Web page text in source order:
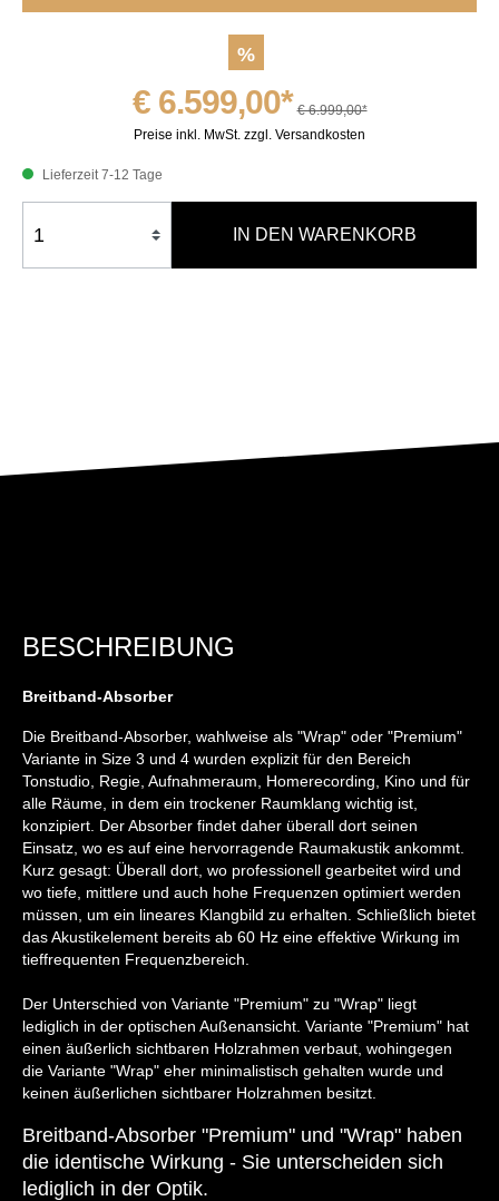
%
€ 6.599,00* € 6.999,00*
Preise inkl. MwSt. zzgl. Versandkosten
Lieferzeit 7-12 Tage
IN DEN WARENKORB
BESCHREIBUNG
Breitband-Absorber
Die Breitband-Absorber, wahlweise als "Wrap" oder "Premium"
Variante in Size 3 und 4 wurden explizit für den Bereich
Tonstudio, Regie, Aufnahmeraum, Homerecording, Kino und für
alle Räume, in dem ein trockener Raumklang wichtig ist,
konzipiert. Der Absorber findet daher überall dort seinen
Einsatz, wo es auf eine hervorragende Raumakustik ankommt.
Kurz gesagt: Überall dort, wo professionell gearbeitet wird und
wo tiefe, mittlere und auch hohe Frequenzen optimiert werden
müssen, um ein lineares Klangbild zu erhalten. Schließlich bietet
das Akustikelement bereits ab 60 Hz eine effektive Wirkung im
tieffrequenten Frequenzbereich.
Der Unterschied von Variante "Premium" zu "Wrap" liegt
lediglich in der optischen Außenansicht. Variante "Premium" hat
einen äußerlich sichtbaren Holzrahmen verbaut, wohingegen
die Variante "Wrap" eher minimalistisch gehalten wurde und
keinen äußerlichen sichtbarer Holzrahmen besitzt.
Breitband-Absorber "Premium" und "Wrap" haben
die identische Wirkung - Sie unterscheiden sich
lediglich in der Optik.